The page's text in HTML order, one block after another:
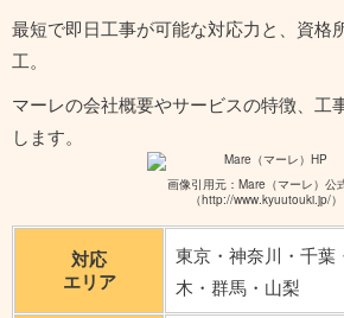
最短で即日工事が可能な対応力と、資格
工。
マーレの会社概要やサービスの特徴、工
します。
画像引用元：Mare（マーレ）公
（http://www.kyuutouki.jp/）
対応
エリア
東京・神奈川・千葉
木・群馬・山梨